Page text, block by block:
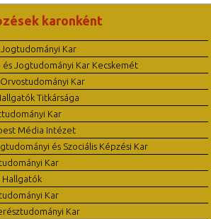
karonként
Jogtudományi Kar
és Jogtudományi Kar Kecskemét
Kar
Titkársága
Kar
Média Intézet
és Szociális Képzési Kar
Kar
Hallgatók
Kar
Kar